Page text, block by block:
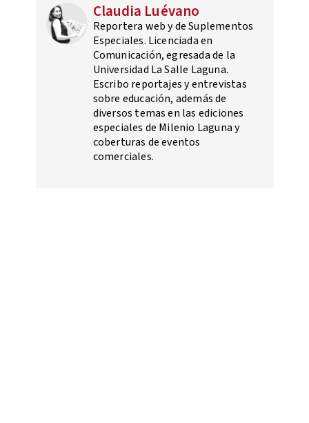
Claudia Luévano
Reportera web y de Suplementos
Especiales. Licenciada en
Comunicación, egresada de la
Universidad La Salle Laguna.
Escribo reportajes y entrevistas
sobre educación, además de
diversos temas en las ediciones
especiales de Milenio Laguna y
coberturas de eventos
comerciales.